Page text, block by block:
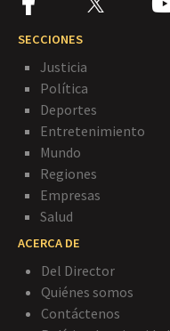
SECCIONES
Justicia
Política
Deportes
Entretenimiento
Mundo
Regiones
Empresas
Salud
ACERCA DE
Del Director
Quiénes somos
Contáctenos